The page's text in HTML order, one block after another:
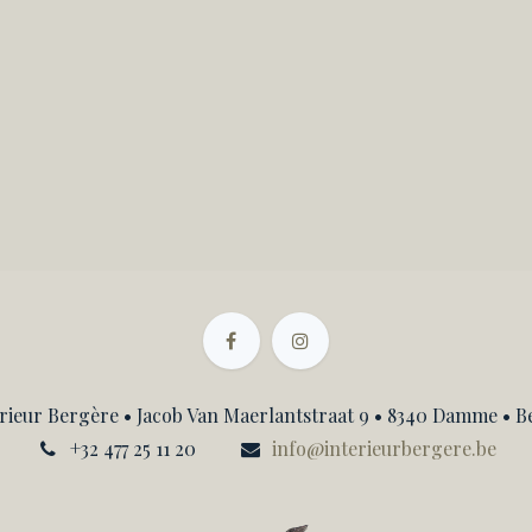
Bergère • Jacob Van Maerlantstraat 9 • 8340 Damme •
+32 477 25 11 20
info@interieurbergere.be